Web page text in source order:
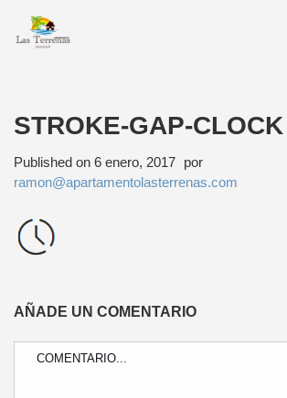
STROKE-GAP-CLOCK
Published on 6 enero, 2017 por
ramon@apartamentolasterrenas.com
AÑADE UN COMENTARIO